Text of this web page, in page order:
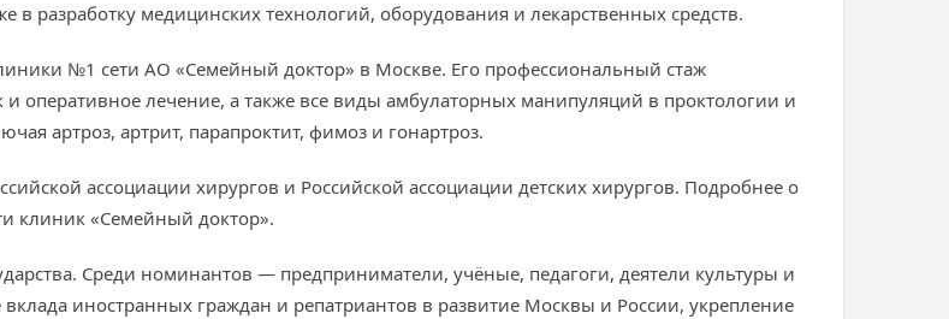
в разработку медицинских технологий, оборудования и лекарственных средств.
№1 сети АО «Семейный доктор» в Москве. Его профессиональный стаж
и оперативное лечение, а также все виды амбулаторных манипуляций в проктологии и
артроз, артрит, парапроктит, фимоз и гонартроз.
ассоциации хирургов и Российской ассоциации детских хирургов. Подробнее о
клиник «Семейный доктор».
Среди номинантов — предприниматели, учёные, педагоги, деятели культуры и
иностранных граждан и репатриантов в развитие Москвы и России, укрепление